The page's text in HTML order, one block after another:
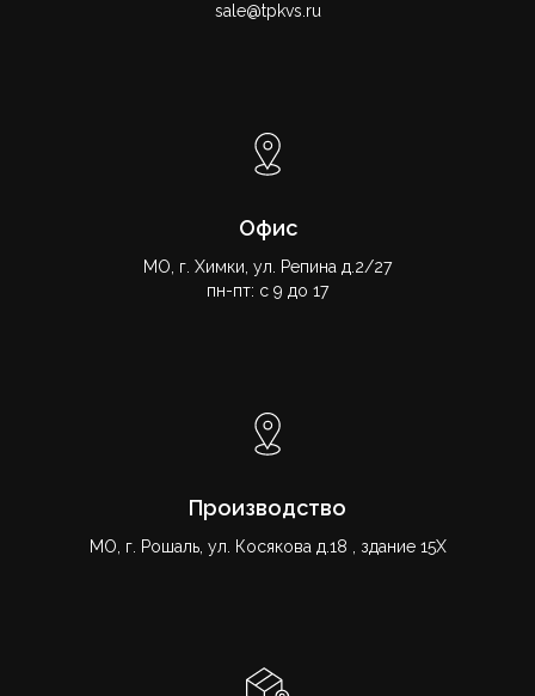
sale@tpkvs.ru
Офис
МО, г. Химки, ул. Репина д.2/27
пн-пт: с 9 до 17
Производство
МО, г. Рошаль, ул. Косякова д.18 , здание 15Х